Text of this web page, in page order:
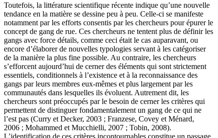
Toutefois, la littérature scientifique récente indique qu’une nouvelle
tendance en la matière se dessine peu à peu. Celle-ci se manifeste
notamment par les efforts consentis par les chercheurs pour épurer le
concept de gang de rue. Ces chercheurs ne tentent plus de définir les
gangs avec force détails, comme ceci était le cas auparavant, ou
encore d’élaborer de nouvelles typologies servant à les catégoriser
de la manière la plus fine possible. Au contraire, les chercheurs
s’efforcent aujourd’hui de cerner des éléments qui sont strictement
essentiels, conditionnels à l’existence et à la reconnaissance des
gangs par leurs membres eux-mêmes et plus largement par les
communautés dans lesquelles ils évoluent. Autrement dit, les
chercheurs sont préoccupés par le besoin de cerner les critères qui
permettent de distinguer fondamentalement un gang de ce qui ne
l’est pas (Curry et Decker, 2003 ; Franzese, Covey et Ménard,
2006 ; Mohammed et Mucchielli, 2007 ; Tobin, 2008).
L’identification de ces critères incontournables constitue un passage